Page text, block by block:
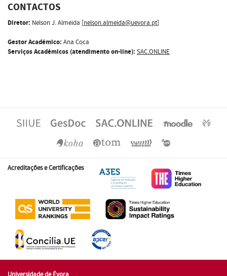
CONTACTOS
Diretor: Nelson J. Almeida [nelson.almeida@uevora.pt]
Gestor Académico: Ana Coca
Serviços Académicos (atendimento on-line): SAC.ONLINE
Acreditações e Certificações